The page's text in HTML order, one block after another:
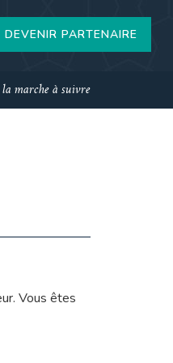
DEVENIR PARTENAIRE
la marche à suivre
Vous êtes